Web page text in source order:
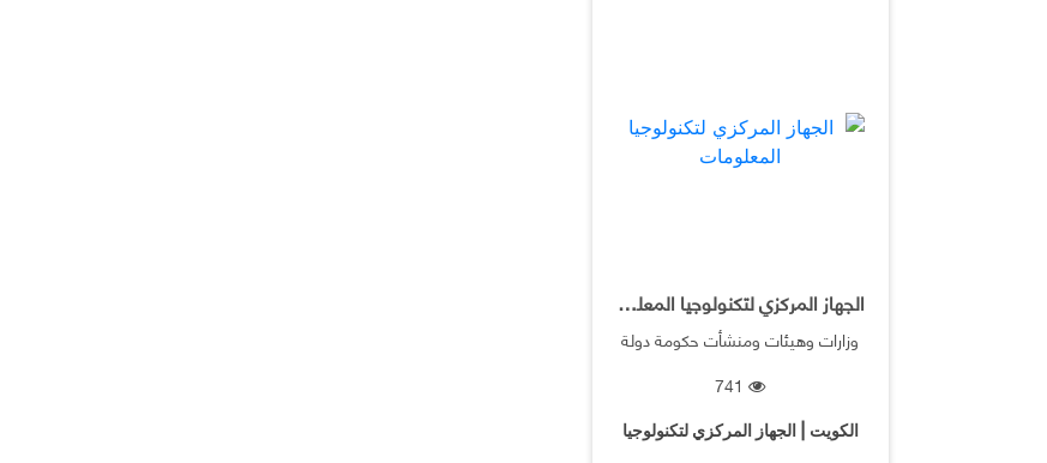
الجهاز المركزي لتكنولوجيا المعلومات
وزارات وهيئات ومنشأت حكومة دولة
741
الكويت | الجهاز المركزي لتكنولوجيا